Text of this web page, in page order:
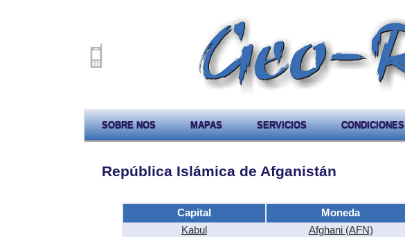
SOBRE NOS MAPAS SERVICIOS CONDICIONES
República Islámica de Afganistán
Capital Moneda
Kabul
Afghani (AFN)